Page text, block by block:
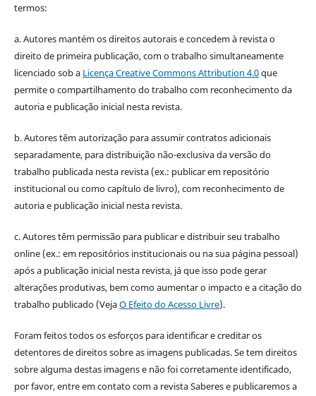
termos:
a. Autores mantém os direitos autorais e concedem à revista o
direito de primeira publicação, com o trabalho simultaneamente
licenciado sob a Licença Creative Commons Attribution 4.0que
permite o compartilhamento do trabalho com reconhecimento da
autoria e publicação inicial nesta revista.
b. Autores têm autorização para assumir contratos adicionais
separadamente, para distribuição não-exclusiva da versão do
trabalho publicada nesta revista (ex.: publicar em repositório
institucional ou como capítulo de livro), com reconhecimento de
autoria e publicação inicial nesta revista.
c. Autores têm permissão para publicar e distribuir seu trabalho
online (ex.: em repositórios institucionais ou na sua página pessoal)
após a publicação inicial nesta revista, já que isso pode gerar
alterações produtivas, bem como aumentar o impacto e a citação do
trabalho publicado (VejaO Efeito do Acesso Livre).
Foram feitos todos os esforços para identificar e creditar os
detentores de direitos sobre as imagens publicadas. Se tem direitos
sobre alguma destas imagens e não foi corretamente identificado,
por favor, entre em contato com a revista Saberes e publicaremos a